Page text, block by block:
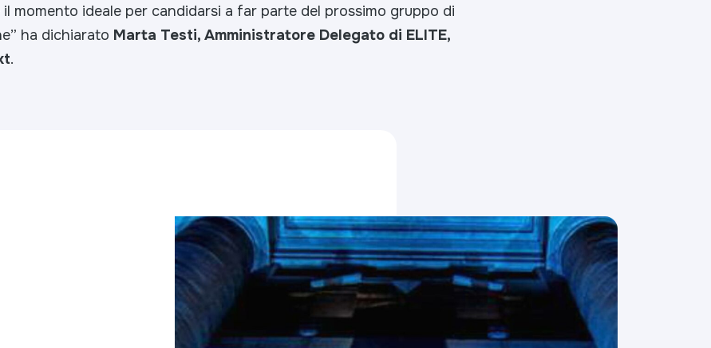
momento ideale per candidarsi a far parte del prossimo gruppo di
” ha dichiarato Marta Testi, Amministratore Delegato di ELITE,
.